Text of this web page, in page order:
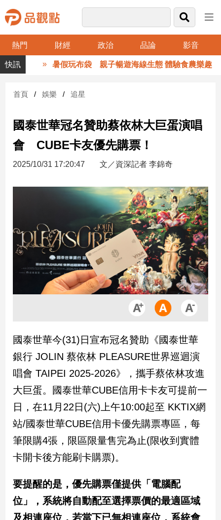
熱門 財經 政治 品論 影音
品
觀
財
台
財
新
地
政
政
治
焦
點
品
觀
點
民
調
會
焦
點
暑假玩布袋 親子暢遊海線生態 體驗食農樂趣
首頁 娛樂 追星
國泰世華冠名贊助蔡依林大巨蛋演唱
會 CUBE卡友優先購票！
2025/10/31 17:20:47 文／資深記者 李錦奇
國泰世華今(31)日宣布冠名贊助《國泰世華
銀行 JOLIN 蔡依林 PLEASURE世界巡迴演
唱會 TAIPEI 2025-2026》，攜手蔡依林攻進
大巨蛋。國泰世華CUBE信用卡卡友可提前一
日，在11月22日(六)上午10:00起至 KKTIX網
站/國泰世華CUBE信用卡優先購票專區，每
筆限購4張，限區限量售完為止(限收到實體
卡開卡後方能刷卡購票)。
要提醒的是，優先購票僅提供「電腦配
位」，系統將自動配至選擇票價的最適區域
及相連座位，若當下已無相連座位，系統會